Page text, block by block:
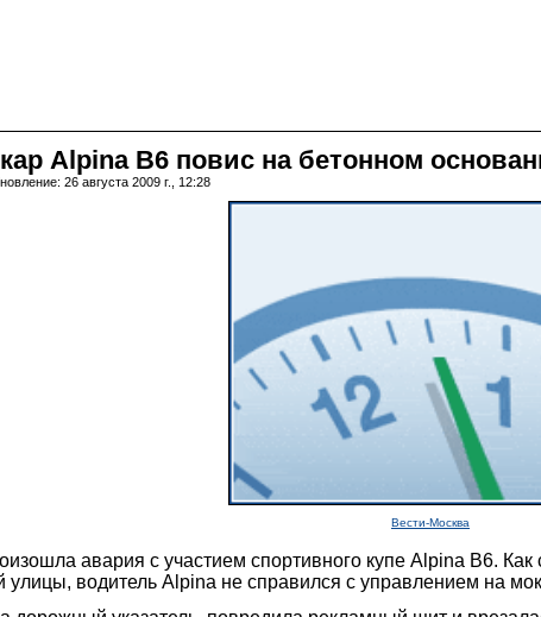
Alpina B6 повис на бетонном
26 августа 2009 г., 12:28
Вести-Москва
авария с участием спортивного купе Alpina B6. Как
улицы, водитель Alpina не справился с управлением на